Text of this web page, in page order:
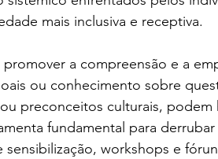
mais inclusiva e receptiva.
a compreensão e a
ou conhecimento sobre
preconceitos culturais, podem
fundamental para derrubar
sensibilização, workshops e